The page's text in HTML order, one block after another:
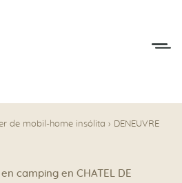
de mobil-home insólita › DENEUVRE
camping en CHATEL DE